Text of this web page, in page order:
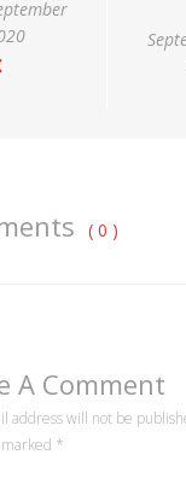
( 0 )
A Comment
address will not be
*